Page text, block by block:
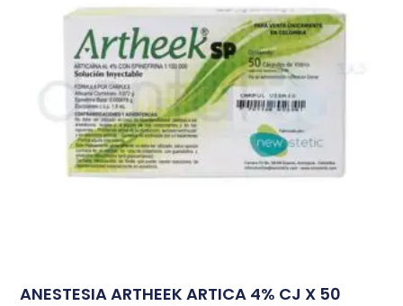
ANESTESIA ARTHEEK ARTICA 4% CJ X 50